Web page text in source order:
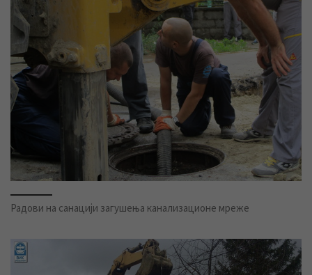
Радови на санацији загушења канализационе мреже